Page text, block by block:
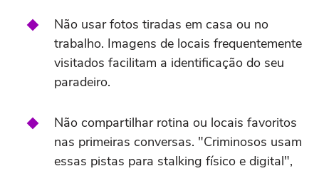
Não usar fotos tiradas em casa ou no
trabalho. Imagens de locais frequentemente
visitados facilitam a identificação do seu
paradeiro.
Não compartilhar rotina ou locais favoritos
nas primeiras conversas. "Criminosos usam
essas pistas para stalking físico e digital",